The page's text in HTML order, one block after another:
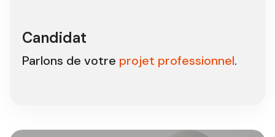
Candidat
Parlons de votre projet professionnel.